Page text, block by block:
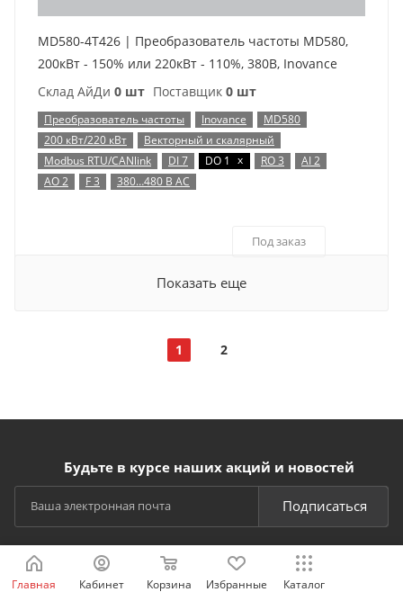
MD580-4T426 | Преобразователь частоты MD580,
200кВт - 150% или 220кВт - 110%, 380В, Inovance
Склад АйДи 0 шт Поставщик 0 шт
Преобразователь частоты Inovance
MD580
200 кВт/220 кВт
Векторный и скалярный
Modbus RTU/CANlink
DI 7 DO 1 x RO 3
AI 2
AO 2
F 3 380…480 В AC
Под заказ
Показать еще
1 2
Будьте в курсе наших акций и новостей
Подписаться
СПОСОБЫ ОПЛАТЫ
Главная Кабинет Корзина Избранные Каталог